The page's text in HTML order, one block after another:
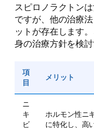
スピロノラクトン
ですが、他の治療
ットが存在します
身の治療方針を検
項
目
メリット
ニ
キ
ビ
ホルモン性ニ
に特化し、高